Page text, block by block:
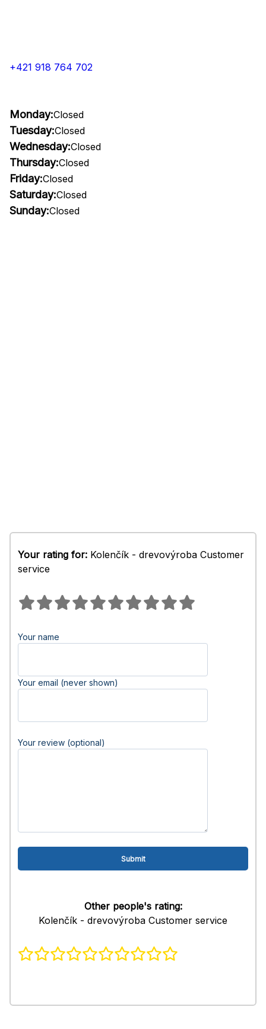
+421 918 764 702
Monday:Closed
Tuesday:Closed
Wednesday:Closed
Thursday:Closed
Friday:Closed
Saturday:Closed
Sunday:Closed
Your rating for: Kolenčík - drevovýroba Customer
service
Your name
Your email (never shown)
Your review (optional)
Other people's rating:
Kolenčík - drevovýroba Customer service